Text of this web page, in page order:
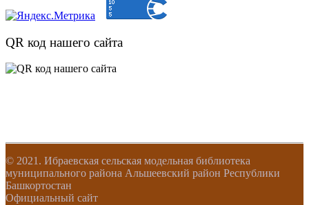
QR код нашего сайта
© 2021. Ибраевская сельская модельная библиотека
муниципального района Альшеевский район Республики
Башкортостан
Официальный сайт